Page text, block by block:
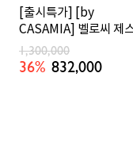
[출시특가] [by
CASAMIA] 벨로씨 제
천연면피 가죽 소파 3인
림오트
1,300,000
36% 832,000